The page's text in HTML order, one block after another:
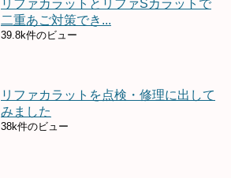
リファカラットとリファSカラットで
二重あご対策でき...
39.8k件のビュー
リファカラットを点検・修理に出して
みました
38k件のビュー